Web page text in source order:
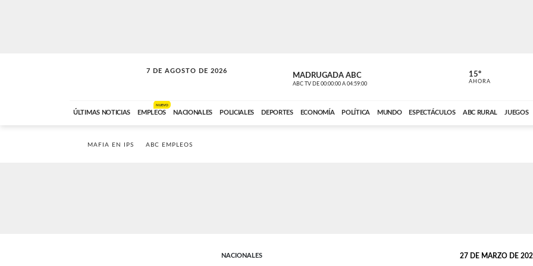
7 DE AGOSTO DE 2026
SOLO MÚSICA MADRUGADA ABC
ABC TV DE 00:00:00 A 04:59:00 ABC CARDINAL
15º
AHORA
ÚLTIMAS NOTICIAS EMPLEOS
NUEVO
NACIONALES POLICIALES DEPORTES ECONOMÍA POLÍTICA MUNDO ESPECTÁCULOS ABC RURAL JUEGOS
MAFIA EN IPS ABC EMPLEOS
NACIONALES 27 DE MARZO DE